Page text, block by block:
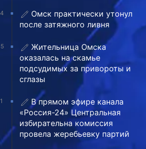
Омск практически утонул
после затяжного ливня
Жительница Омска
оказалась на скамье
подсудимых за привороты и
сглазы
В прямом эфире канала
«Россия-24» Центральная
избирательна комиссия
провела жеребьевку партий